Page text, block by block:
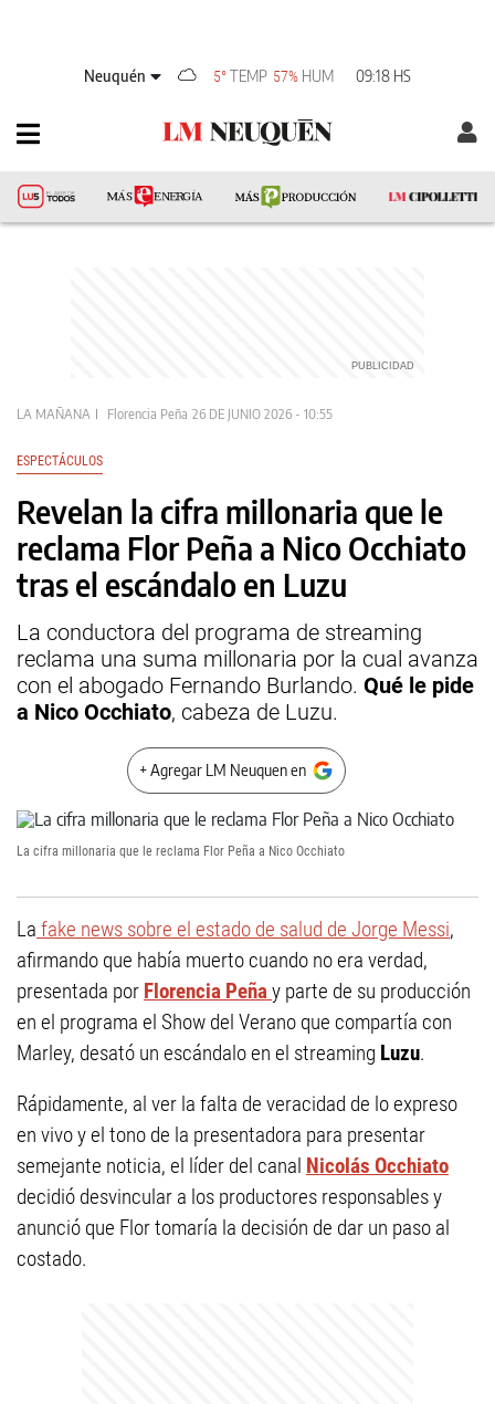
Neuquén 5° TEMP 57% HUM 09:18 HS
LA MAÑANA Florencia Peña 26 DE JUNIO 2026 - 10:55
ESPECTÁCULOS
Revelan la cifra millonaria que le
reclama Flor Peña a Nico Occhiato
tras el escándalo en Luzu
La conductora del programa de streaming
reclama una suma millonaria por la cual avanza
con el abogado Fernando Burlando. Qué le pide
a Nico Occhiato, cabeza de Luzu.
+ Agregar LM Neuquen en
La cifra millonaria que le reclama Flor Peña a Nico Occhiato
La fake news sobre el estado de salud de Jorge Messi,
afirmando que había muerto cuando no era verdad,
presentada por Florencia Peñay parte de su producción
en el programa el Show del Verano que compartía con
Marley, desató un escándalo en el streaming Luzu.
Rápidamente, al ver la falta de veracidad de lo expreso
en vivo y el tono de la presentadora para presentar
semejante noticia, el líder del canal Nicolás Occhiato
decidió desvincular a los productores responsables y
anunció que Flor tomaría la decisión de dar un paso al
costado.